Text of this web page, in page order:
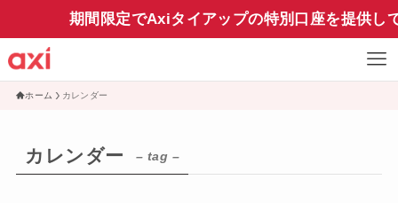
期間限定でAxiタイアップの特別口座を提供し
ホーム カレンダー
カレンダー – tag –